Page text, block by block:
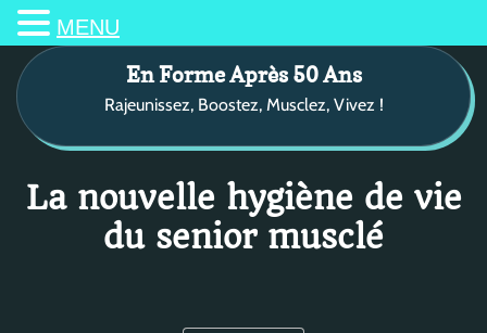
En Forme Après 50 Ans
Rajeunissez, Boostez, Musclez, Vivez !
La nouvelle hygiène de vie
du senior musclé
MENU